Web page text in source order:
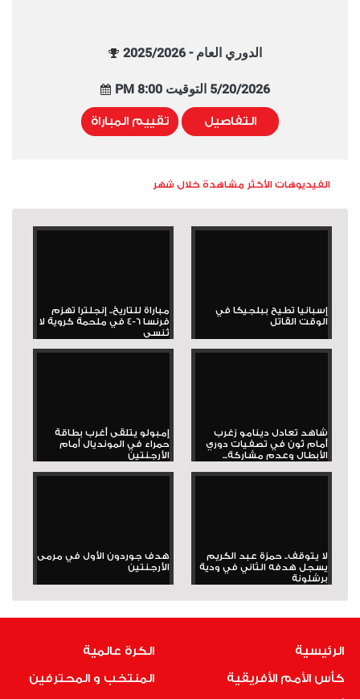
الدوري العام - 2025/2026
5/20/2026 التوقيت 8:00 PM
التفاصيل تقييم المباراة
الفيديوهات الأكثر مشاهدة خلال شهر
إسبانيا تطيح ببلجيكا في
الوقت القاتل
مباراة للتاريخ.. إنجلترا تهزم
فرنسا 6-4 في ملحمة كروية لا
تُنسى
شاهد تعادل دينامو زغرب
أمام ثون في تصفيات دوري
الأبطال وعدم مشاركة...
إمبولو يتلقى أغرب بطاقة
حمراء في المونديال أمام
الأرجنتين
لا يتوقف.. حمزة عبد الكريم
يسجل هدفه الثاني في ودية
برشلونة
هدف جوردون الأول في مرمى
الأرجنتين
الرئيسية
كأس الأمم الأفريقية
الكرة عالمية
المنتخب و المحترفين